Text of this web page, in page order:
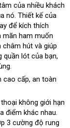
sửa
chữa
của nhiều khách
nógiá
bán
. Thiết kếnội
địa
của
đặt
hàng
để kích thích
vụ
mãn ham muốn
trộm
hút và giúp
quần lót chợ
của bạn,
cao cấphàng
, an toàn
không giới hạn
điểm khác nhaulớn
.
3 cường độ rung